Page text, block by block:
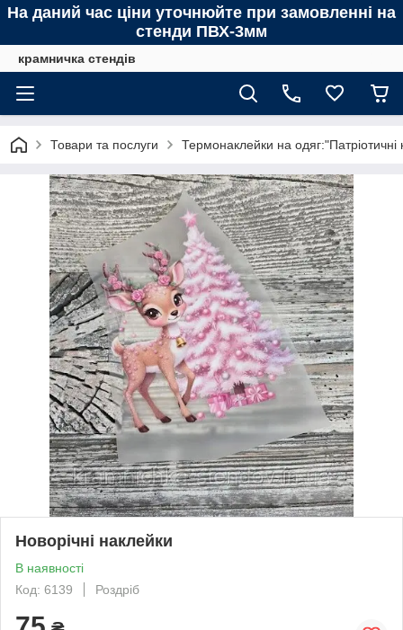
На даний час ціни уточнюйте при замовленні на
стенди ПВХ-3мм
крамничка стендів
Товари та послуги Термонаклейки на одяг:"Патріотичні
Новорічні наклейки
В наявності
Код: 6139
Роздріб